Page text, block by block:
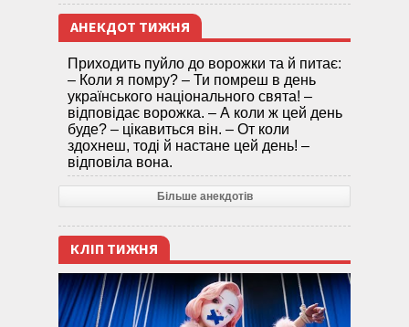
АНЕКДОТ ТИЖНЯ
Приходить пуйло до ворожки та й питає:
– Коли я помру? – Ти помреш в день
українського національного свята! –
відповідає ворожка. – А коли ж цей день
буде? – цікавиться він. – От коли
здохнеш, тоді й настане цей день! –
відповіла вона.
Більше анекдотів
КЛІП ТИЖНЯ